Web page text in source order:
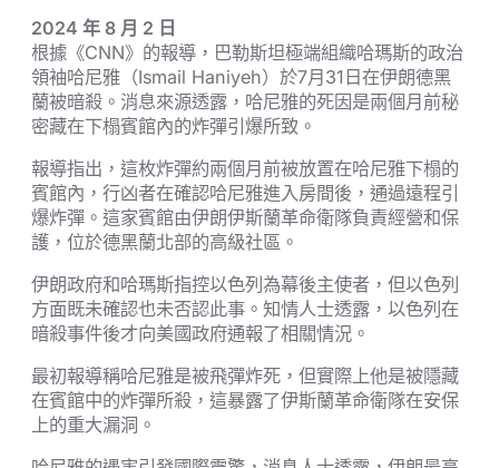
2024 年 8 月 2 日
根據《CNN》的報導，巴勒斯坦極端組織哈瑪斯的政治
領袖哈尼雅（Ismail Haniyeh）於7月31日在伊朗德黑
蘭被暗殺。消息來源透露，哈尼雅的死因是兩個月前秘
密藏在下榻賓館內的炸彈引爆所致。
報導指出，這枚炸彈約兩個月前被放置在哈尼雅下榻的
賓館內，行凶者在確認哈尼雅進入房間後，通過遠程引
爆炸彈。這家賓館由伊朗伊斯蘭革命衛隊負責經營和保
護，位於德黑蘭北部的高級社區。
伊朗政府和哈瑪斯指控以色列為幕後主使者，但以色列
方面既未確認也未否認此事。知情人士透露，以色列在
暗殺事件後才向美國政府通報了相關情況。
最初報導稱哈尼雅是被飛彈炸死，但實際上他是被隱藏
在賓館中的炸彈所殺，這暴露了伊斯蘭革命衛隊在安保
上的重大漏洞。